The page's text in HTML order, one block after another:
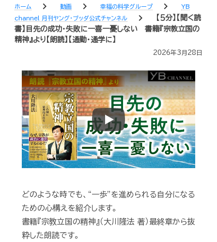
ホーム chevron_right 動画 chevron_right 幸福の科学グループ chevron_right
YB
channel 月刊ヤング・ブッダ公式チャンネル
chevron_right
【５分】【聞く読
書】目先の成功・失敗に一喜一憂しない 書籍『宗教立国の
精神』より【朗読】【通勤・通学に】
2026年3月28日
Play
どのような時でも、“一歩”を進められる自分になる
ための心構えを紹介します。
書籍『宗教立国の精神』（大川隆法 著）最終章から抜
粋した朗読です。